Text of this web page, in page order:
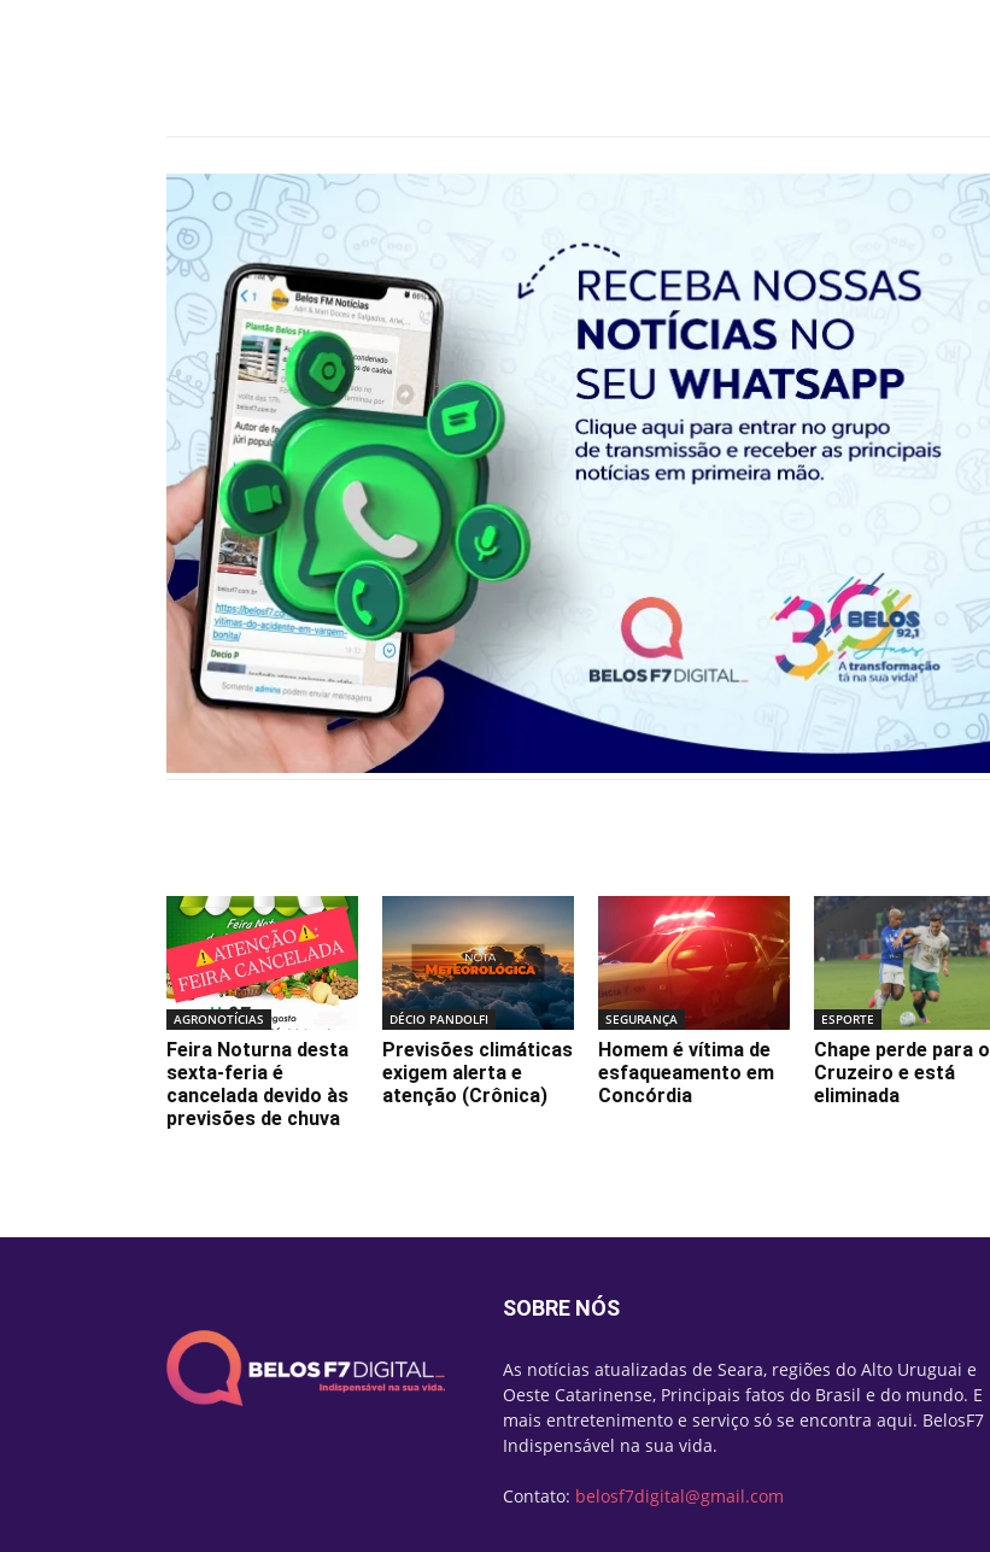
AGRONOTÍCIAS
Feira Noturna desta
sexta-feria é
cancelada devido às
previsões de chuva
DÉCIO PANDOLFI
Previsões climáticas
exigem alerta e
atenção (Crônica)
SEGURANÇA
Homem é vítima de
esfaqueamento em
Concórdia
ESPORTE
Chape perde para o
Cruzeiro e está
eliminada
SOBRE NÓS
As notícias atualizadas de Seara, regiões do Alto Uruguai e
Oeste Catarinense, Principais fatos do Brasil e do mundo. E
mais entretenimento e serviço só se encontra aqui. BelosF7
Indispensável na sua vida.
Contato: belosf7digital@gmail.com